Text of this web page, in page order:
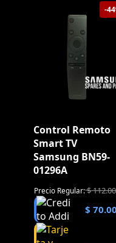
-
Control Remoto
Smart TV
Samsung BN59-
01296A
Precio Regular:$
$